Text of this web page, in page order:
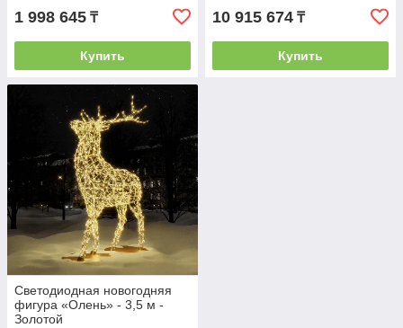
1 998 645 ₸
Купить
10 915 674 ₸
Купить
Светодиодная новогодняя
фигура «Олень» - 3,5 м -
Золотой